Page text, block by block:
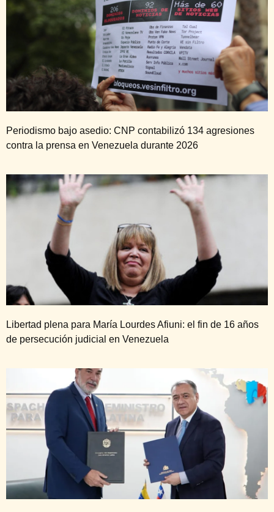
Periodismo bajo asedio: CNP contabilizó 134 agresiones
contra la prensa en Venezuela durante 2026
Libertad plena para María Lourdes Afiuni: el fin de 16 años
de persecución judicial en Venezuela